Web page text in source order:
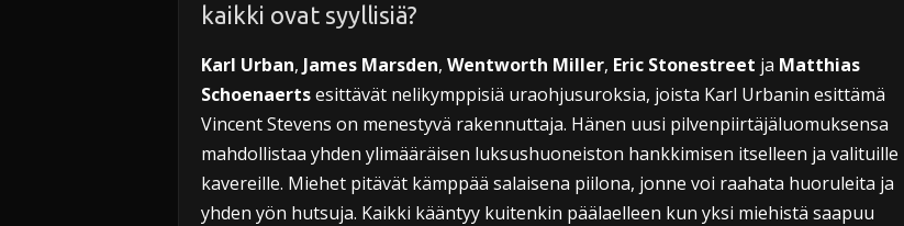
kaikki ovat syyllisiä?
Karl Urban, James Marsden, Wentworth Miller, Eric Stonestreet ja Matthias
Schoenaertsesittävät nelikymppisiä uraohjusuroksia, joista Karl Urbanin esittämä
Vincent Stevens on menestyvä rakennuttaja. Hänen uusi pilvenpiirtäjäluomuksensa
mahdollistaa yhden ylimääräisen luksushuoneiston hankkimisen itselleen ja valituille
kavereille. Miehet pitävät kämppää salaisena piilona, jonne voi raahata huoruleita ja
yhden yön hutsuja. Kaikki kääntyy kuitenkin päälaelleen kun yksi miehistä saapuu